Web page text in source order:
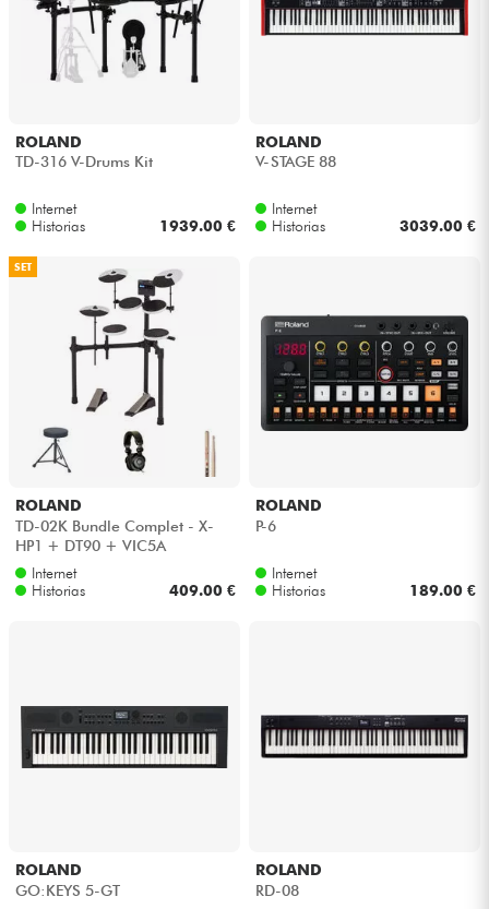
ROLAND
TD-316 V-Drums Kit
Internet
Historias
1939.00 €
ROLAND
V-STAGE 88
Internet
Historias
3039.00 €
SET
ROLAND
TD-02K Bundle Complet - X-
HP1 + DT90 + VIC5A
Internet
Historias
409.00 €
ROLAND
P-6
Internet
Historias
189.00 €
ROLAND
GO:KEYS 5-GT
ROLAND
RD-08